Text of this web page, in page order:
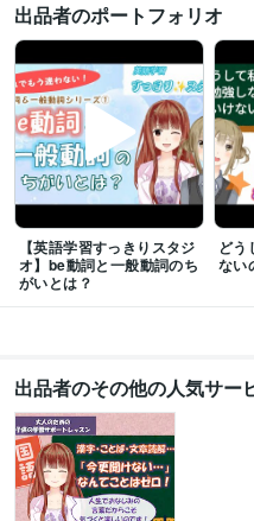
出品者のポートフォリオ
【英語学習すっきりスタジ
オ】be動詞と一般動詞のち
がいとは？
どう
ない
出品者のその他の人気サー